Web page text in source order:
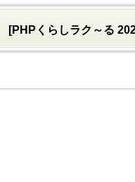
[PHPくらしラク～る